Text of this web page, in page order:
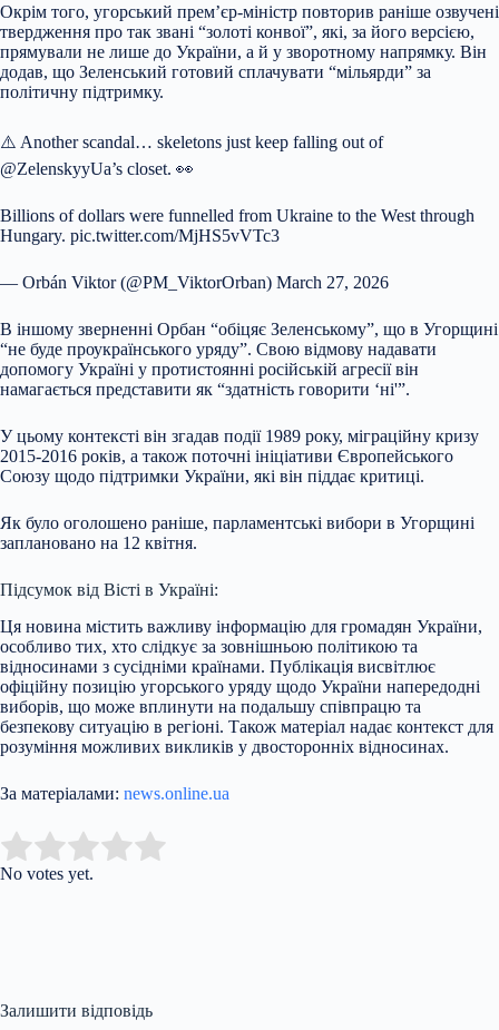
Окрім того, угорський прем’єр-міністр повторив раніше озвучені
твердження про так звані “золоті конвої”, які, за його версією,
прямували не лише до України, а й у зворотному напрямку. Він
додав, що Зеленський готовий сплачувати “мільярди” за
політичну підтримку.
⚠️ Another scandal… skeletons just keep falling out of
@ZelenskyyUa’s closet. 👀
Billions of dollars were funnelled from Ukraine to the West through
Hungary. pic.twitter.com/MjHS5vVTc3
— Orbán Viktor (@PM_ViktorOrban) March 27, 2026
В іншому зверненні Орбан “обіцяє Зеленському”, що в Угорщині
“не буде проукраїнського уряду”. Свою відмову надавати
допомогу Україні у протистоянні російській агресії він
намагається представити як “здатність говорити ‘ні'”.
У цьому контексті він згадав події 1989 року, міграційну кризу
2015-2016 років, а також поточні ініціативи Європейського
Союзу щодо підтримки України, які він піддає критиці.
Як було оголошено раніше, парламентські вибори в Угорщині
заплановано на 12 квітня.
Підсумок від Вісті в Україні:
Ця новина містить важливу інформацію для громадян України,
особливо тих, хто слідкує за зовнішньою політикою та
відносинами з сусідніми країнами. Публікація висвітлює
офіційну позицію угорського уряду щодо України напередодні
виборів, що може вплинути на подальшу співпрацю та
безпекову ситуацію в регіоні. Також матеріал надає контекст для
розуміння можливих викликів у двосторонніх відносинах.
За матеріалами: news.online.ua
Rate this item:
No votes yet.
Залишити відповідь